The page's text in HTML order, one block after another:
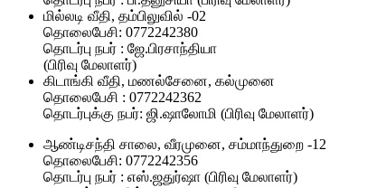
மில்லடி வீதி, தம்பிலுவில் -02
தொலைபேசி: 0772242380
தொடர்பு நபர் : ஜே.பிரசாந்தியா
(பிரிவு மேலாளர்)
கிடாங்கி வீதி, மணல்சேனை, கல்முனை
தொலைபேசி : 0772242362
தொடர்புக்கு நபர்: ஜி.ஷாலோமி (பிரிவு மேலாளர்)
ஆண்டிசந்தி சாலை, வீரமுனை, சம்மாந்துறை -12
தொலைபேசி: 0772242356
தொடர்பு நபர் : எஸ்.ஜதுர்ஷா (பிரிவு மேலாளர்)